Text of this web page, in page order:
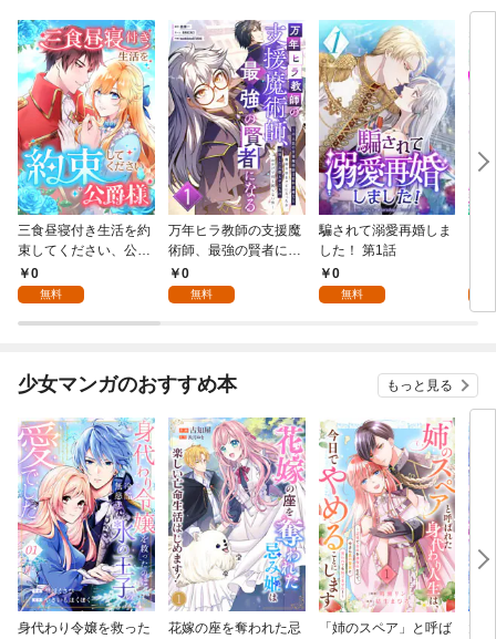
三食昼寝付き生活を約
束してください、公爵
様 1話
0
無料
万年ヒラ教師の支援魔
術師、最強の賢者にな
る～不人気の支援魔術
師は給料泥棒だと魔術
らない件～ 第1話
0
無料
騙されて溺愛再婚しま
した！ 第1話
0
無料
少女マンガのおすすめ本 もっと見る
身代わり令嬢を救った
花嫁の座を奪われた忌
「姉のスペア」と呼ば